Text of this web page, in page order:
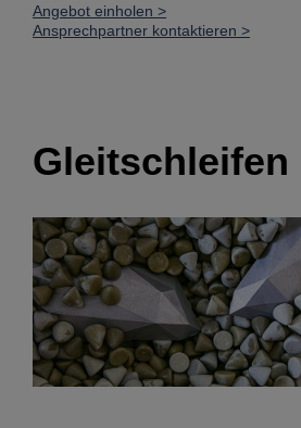
Angebot einholen >
Ansprechpartner kontaktieren >
Gleitschleifen